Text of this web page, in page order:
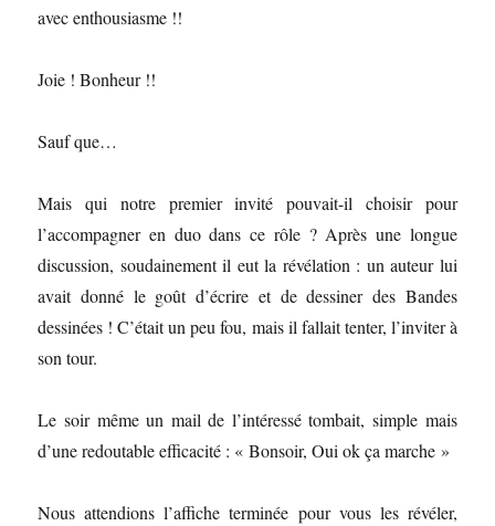
avec enthousiasme !!
Joie ! Bonheur !!
Sauf que…
Mais qui notre premier invité pouvait-il choisir pour
l’accompagner en duo dans ce rôle ? Après une longue
discussion, soudainement il eut la révélation : un auteur lui
avait donné le goût d’écrire et de dessiner des Bandes
dessinées ! C’était un peu fou, mais il fallait tenter, l’inviter à
son tour.
Le soir même un mail de l’intéressé tombait, simple mais
d’une redoutable efficacité : « Bonsoir, Oui ok ça marche »
Nous attendions l’affiche terminée pour vous les révéler,